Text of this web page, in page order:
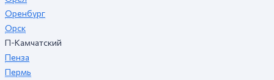
Оренбург
Орск
П-Камчатский
Пенза
Пермь